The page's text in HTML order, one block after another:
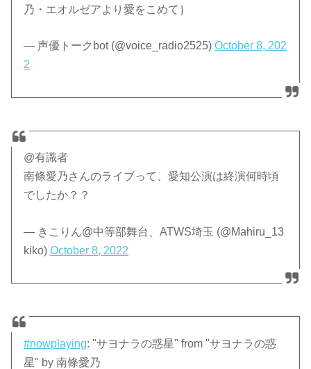
乃・エオルゼアより愛をこめて｝
— 声優トークbot (@voice_radio2525)October 8, 202
2
@有識者
南條愛乃さんのライブって、愛知公演は終演何時頃
でしたか？？
— きこりん@中等部舞台、ATWS埼玉 (@Mahiru_13
kiko)October 8, 2022
#nowplaying: "サヨナラの惑星" from "サヨナラの惑
星" by 南條愛乃